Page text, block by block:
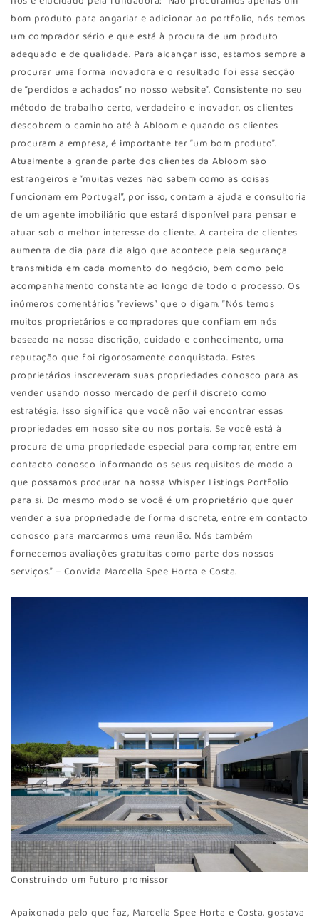
bom produto para angariar e adicionar ao portfolio, nós temos
um comprador sério e que está à procura de um produto
adequado e de qualidade. Para alcançar isso, estamos sempre a
procurar uma forma inovadora e o resultado foi essa secção
de “perdidos e achados” no nosso website”. Consistente no seu
método de trabalho certo, verdadeiro e inovador, os clientes
descobrem o caminho até à Abloom e quando os clientes
procuram a empresa, é importante ter “um bom produto”.
Atualmente a grande parte dos clientes da Abloom são
estrangeiros e “muitas vezes não sabem como as coisas
funcionam em Portugal”, por isso, contam a ajuda e consultoria
de um agente imobiliário que estará disponível para pensar e
atuar sob o melhor interesse do cliente. A carteira de clientes
aumenta de dia para dia algo que acontece pela segurança
transmitida em cada momento do negócio, bem como pelo
acompanhamento constante ao longo de todo o processo. Os
inúmeros comentários “reviews” que o digam. “Nós temos
muitos proprietários e compradores que confiam em nós
baseado na nossa discrição, cuidado e conhecimento, uma
reputação que foi rigorosamente conquistada. Estes
proprietários inscreveram suas propriedades conosco para as
vender usando nosso mercado de perfil discreto como
estratégia. Isso significa que você não vai encontrar essas
propriedades em nosso site ou nos portais. Se você está à
procura de uma propriedade especial para comprar, entre em
contacto conosco informando os seus requisitos de modo a
que possamos procurar na nossa Whisper Listings Portfolio
para si. Do mesmo modo se você é um proprietário que quer
vender a sua propriedade de forma discreta, entre em contacto
conosco para marcarmos uma reunião. Nós também
fornecemos avaliações gratuitas como parte dos nossos
serviços.” – Convida Marcella Spee Horta e Costa.
Construindo um futuro promissor
Apaixonada pelo que faz, Marcella Spee Horta e Costa, gostava